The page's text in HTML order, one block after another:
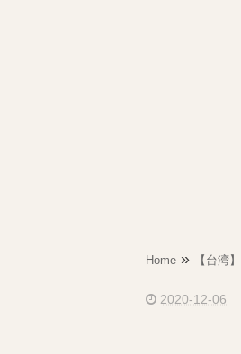
Home » 【台湾】
2020-12-06